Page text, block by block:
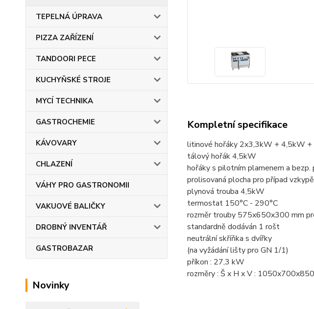
TEPELNÁ ÚPRAVA
PIZZA ZAŘÍZENÍ
TANDOORI PECE
KUCHYŇSKÉ STROJE
MYCÍ TECHNIKA
GASTROCHEMIE
KÁVOVARY
CHLAZENÍ
VÁHY PRO GASTRONOMII
VAKUOVÉ BALIČKY
DROBNÝ INVENTÁŘ
GASTROBAZAR
Novinky
Kompletní specifikace
litinové hořáky 2x3,3kW + 4,5kW
tálový hořák 4,5kW
hořáky s pilotním plamenem a bezp.
prolisovaná plocha pro případ
plynová trouba 4,5kW
termostat 150°C - 290°C
rozměr trouby 575x650x300 mm
standardně dodáván 1 rošt
neutrální skříňka s dvířky
(na vyžádání lišty pro GN 1/1)
příkon : 27,3 kW
rozměry : Š x H x V :